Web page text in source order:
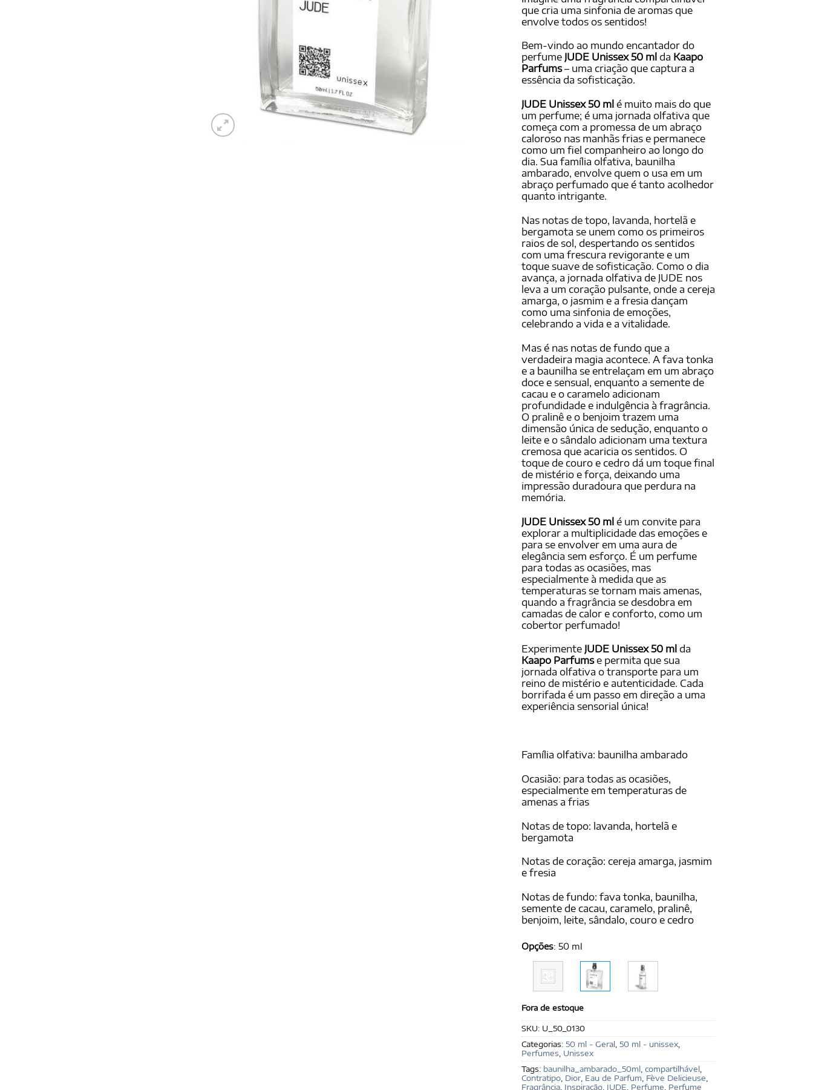
baseado
em
avaliações
que cria uma sinfonia de aromas que
envolve todos os sentidos!
Bem-vindo ao mundo encantador do
perfume JUDE Unissex 50 ml da Kaapo
Parfums– uma criação que captura a
essência da sofisticação.
JUDE Unissex 50 ml é muito mais do que
um perfume; é uma jornada olfativa que
começa com a promessa de um abraço
caloroso nas manhãs frias e permanece
como um fiel companheiro ao longo do
dia. Sua família olfativa, baunilha
ambarado, envolve quem o usa em um
abraço perfumado que é tanto acolhedor
quanto intrigante.
Nas notas de topo, lavanda, hortelã e
bergamota se unem como os primeiros
raios de sol, despertando os sentidos
com uma frescura revigorante e um
toque suave de sofisticação. Como o dia
avança, a jornada olfativa de JUDE nos
leva a um coração pulsante, onde a cereja
amarga, o jasmim e a fresia dançam
como uma sinfonia de emoções,
celebrando a vida e a vitalidade.
Mas é nas notas de fundo que a
verdadeira magia acontece. A fava tonka
e a baunilha se entrelaçam em um abraço
doce e sensual, enquanto a semente de
cacau e o caramelo adicionam
profundidade e indulgência à fragrância.
O pralinê e o benjoim trazem uma
dimensão única de sedução, enquanto o
leite e o sândalo adicionam uma textura
cremosa que acaricia os sentidos. O
toque de couro e cedro dá um toque final
de mistério e força, deixando uma
impressão duradoura que perdura na
memória.
JUDE Unissex 50 ml é um convite para
explorar a multiplicidade das emoções e
para se envolver em uma aura de
elegância sem esforço. É um perfume
para todas as ocasiões, mas
especialmente à medida que as
temperaturas se tornam mais amenas,
quando a fragrância se desdobra em
camadas de calor e conforto, como um
cobertor perfumado!
Experimente JUDE Unissex 50 ml da
Kaapo Parfumse permita que sua
jornada olfativa o transporte para um
reino de mistério e autenticidade. Cada
borrifada é um passo em direção a uma
experiência sensorial única!
Família olfativa: baunilha ambarado
Ocasião: para todas as ocasiões,
especialmente em temperaturas de
amenas a frias
Notas de topo: lavanda, hortelã e
bergamota
Notas de coração: cereja amarga, jasmim
e fresia
Notas de fundo: fava tonka, baunilha,
semente de cacau, caramelo, pralinê,
benjoim, leite, sândalo, couro e cedro
Opções: 50 ml
Fora de estoque
SKU: U_50_0130
Categorias: 50 ml - Geral 50 ml - unissex
Perfumes Unissex
Tags: baunilha_ambarado_50ml compartilhável
Contratipo Dior, Eau de Parfum Fève Delicieuse
Fragrância Inspiração JUDE Perfume Perfume